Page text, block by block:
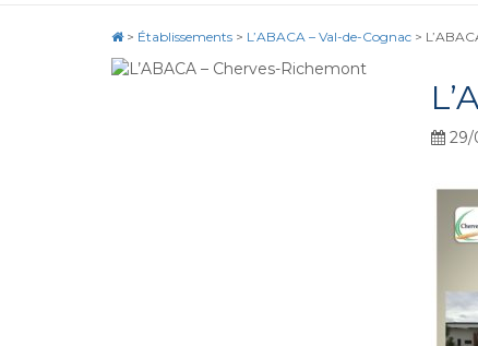
> Établissements > L’ABACA – Val-de-Cognac >
29/